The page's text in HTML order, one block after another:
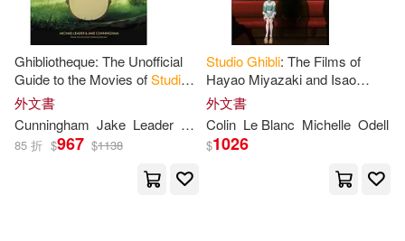
Ghibliotheque: The Unofficial
Guide to the Movies ofStudio
Ghibli
外文書
Cunningham Jake Leader Michael
85 折 $967 $1138
StudioGhibli: The Films of
Hayao Miyazaki and Isao
Takahata
外文書
Colin Le Blanc Michelle Odell
$1026